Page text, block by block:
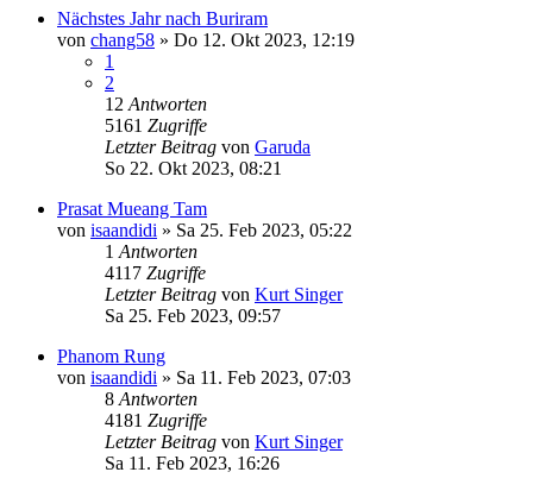
Nächstes Jahr nach Buriram
von chang58 » Do 12. Okt 2023, 12:19
1
2
12 Antworten
5161 Zugriffe
Letzter Beitrag von Garuda
So 22. Okt 2023, 08:21
Prasat Mueang Tam
von isaandidi » Sa 25. Feb 2023, 05:22
1 Antworten
4117 Zugriffe
Letzter Beitrag von Kurt Singer
Sa 25. Feb 2023, 09:57
Phanom Rung
von isaandidi » Sa 11. Feb 2023, 07:03
8 Antworten
4181 Zugriffe
Letzter Beitrag von Kurt Singer
Sa 11. Feb 2023, 16:26